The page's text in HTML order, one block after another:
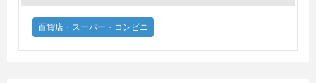
百貨店・スーパー・コンビニ